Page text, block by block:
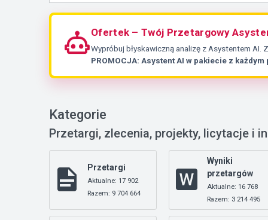
Ofertek – Twój Przetargowy
Wypróbuj błyskawiczną analizę z Asystentem
PROMOCJA: Asystent AI w pakiecie z
Kategorie
Przetargi, zlecenia, projekty, licytacje i
Przetargi
Aktualne: 17 902
Razem: 9 704 664
Wyniki
przetargów
Aktualne: 16 768
Razem: 3 214 495